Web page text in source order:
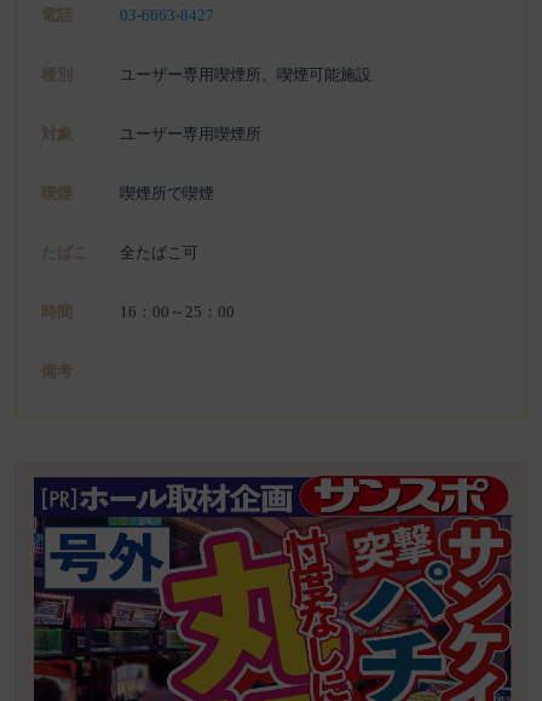
電話 03-6663-8427
種別 ユーザー専用喫煙所、喫煙可能施設
対象 ユーザー専用喫煙所
喫煙 喫煙所で喫煙
たばこ 全たばこ可
時間 16：00～25：00
備考